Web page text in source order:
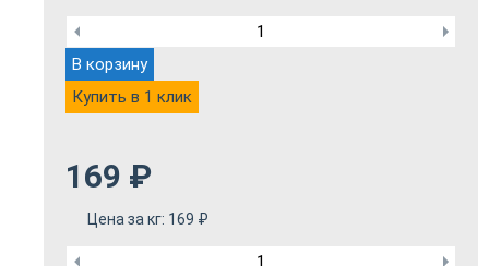
В корзину
Купить в 1 клик
169 ₽
Цена за кг: 169 ₽